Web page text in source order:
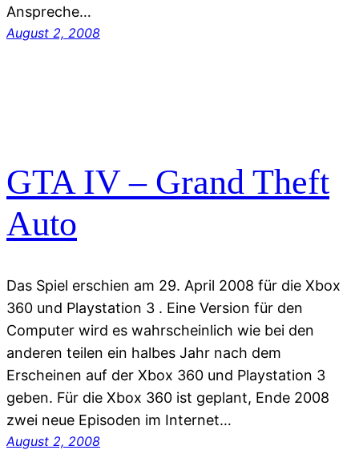
Anspreche…
August 2, 2008
GTA IV – Grand Theft
Auto
Das Spiel erschien am 29. April 2008 für die Xbox
360 und Playstation 3 . Eine Version für den
Computer wird es wahrscheinlich wie bei den
anderen teilen ein halbes Jahr nach dem
Erscheinen auf der Xbox 360 und Playstation 3
geben. Für die Xbox 360 ist geplant, Ende 2008
zwei neue Episoden im Internet…
August 2, 2008